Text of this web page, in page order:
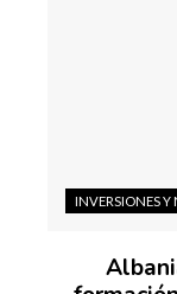
INVERSIONES Y